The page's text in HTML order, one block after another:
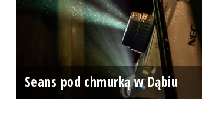
Seans pod chmurką w Dąbiu